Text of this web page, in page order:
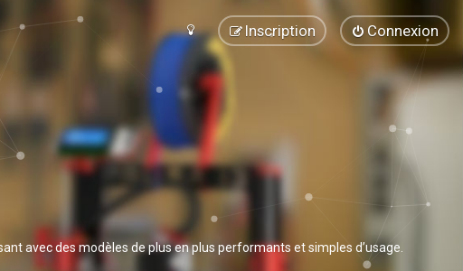
Connexion
Inscription
avec des modèles de plus en plus performants et simples d’usage.